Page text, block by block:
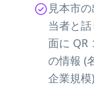
見本市
当者と
面に QR
の情報 (
企業規模